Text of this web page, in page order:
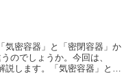
気密容器」と「密閉容器」か
のでしょうか。今回は、
説します。「気密容器」と